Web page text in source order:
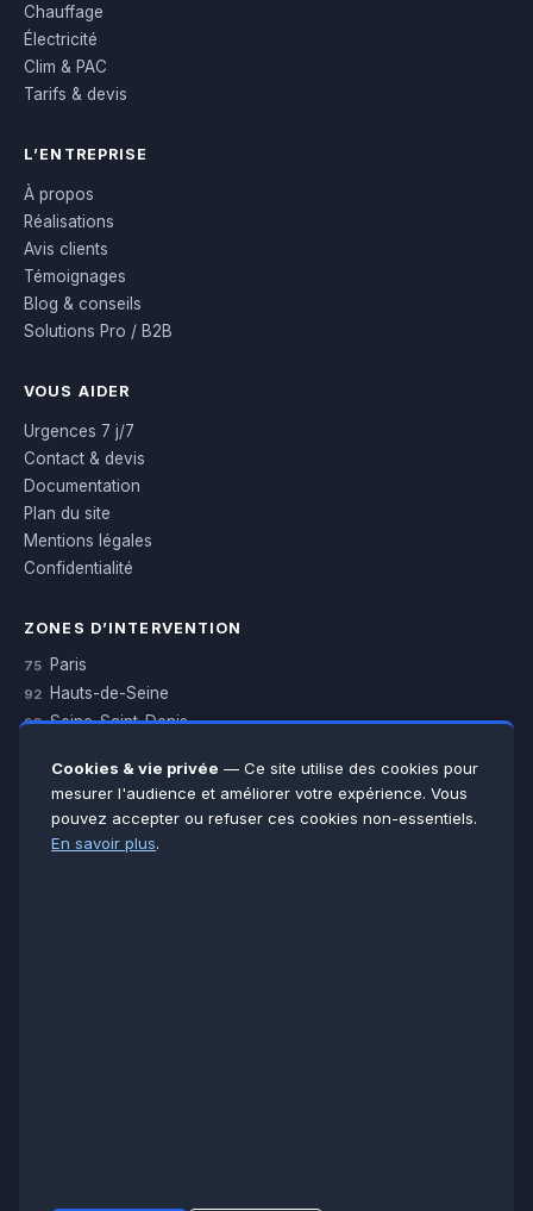
Chauffage
Électricité
Clim & PAC
Tarifs & devis
L’ENTREPRISE
À propos
Réalisations
Avis clients
Témoignages
Blog & conseils
Solutions Pro / B2B
VOUS AIDER
Urgences 7 j/7
Contact & devis
Documentation
Plan du site
Mentions légales
Confidentialité
ZONES D’INTERVENTION
75 Paris
92 Hauts-de-Seine
93 Seine-Saint-Denis
Val-d’Oise
Essonne
Cookies & vie privée — Ce site utilise des cookies pour
mesurer l'audience et améliorer votre expérience. Vous
pouvez accepter ou refuser ces cookies non-essentiels.
En savoir plus.